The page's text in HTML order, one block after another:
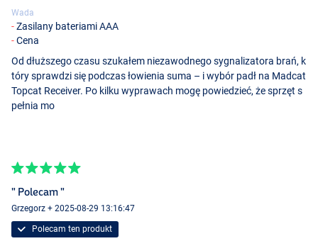
Wada
Zasilany bateriami AAA
Cena
Od dłuższego czasu szukałem niezawodnego sygnalizatora brań, k
tóry sprawdzi się podczas łowienia suma – i wybór padł na Madcat
Topcat Receiver. Po kilku wyprawach mogę powiedzieć, że sprzęt s
pełnia mo
" Polecam "
Grzegorz + 2025-08-29 13:16:47
Polecam ten produkt